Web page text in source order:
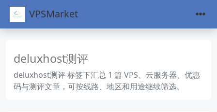
VPSMarket
deluxhost测评
deluxhost测评 标签下汇总 1 篇 VPS、云服务器、优惠
码与测评文章，可按线路、地区和用途继续筛选。